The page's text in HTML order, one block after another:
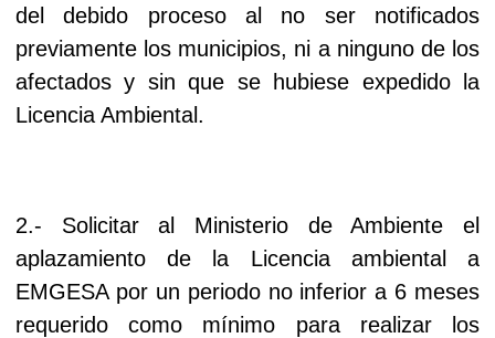
del debido proceso al no ser notificados
previamente los municipios, ni a ninguno de los
afectados y sin que se hubiese expedido la
Licencia Ambiental.
2.- Solicitar al Ministerio de Ambiente el
aplazamiento de la Licencia ambiental a
EMGESA por un periodo no inferior a 6 meses
requerido como mínimo para realizar los